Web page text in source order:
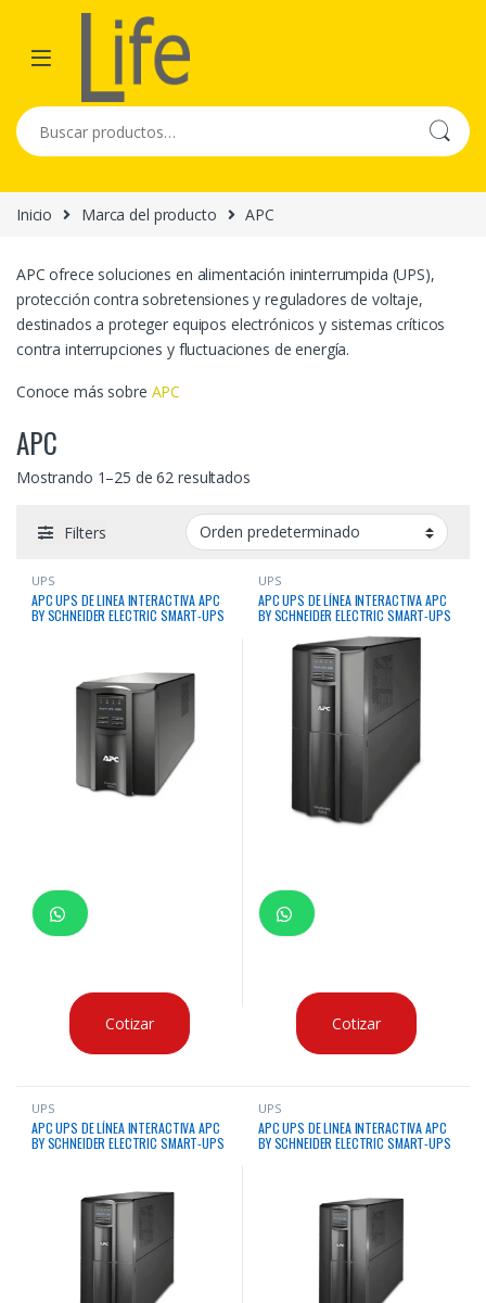
Skip to navigation
Skip to content
Buscar por:
Inicio Marca del producto APC
APC ofrece soluciones en alimentación ininterrumpida (UPS),
protección contra sobretensiones y reguladores de voltaje,
destinados a proteger equipos electrónicos y sistemas críticos
contra interrupciones y fluctuaciones de energía.
Conoce más sobre APC
APC
Mostrando 1–25 de 62 resultados
Filters
UPS
APC UPS DE LINEA INTERACTIVA APC
BY SCHNEIDER ELECTRIC SMART-UPS
Cotizar
UPS
APC UPS DE LÍNEA INTERACTIVA APC
BY SCHNEIDER ELECTRIC SMART-UPS
Cotizar
UPS
APC UPS DE LÍNEA INTERACTIVA APC
BY SCHNEIDER ELECTRIC SMART-UPS
UPS
APC UPS DE LINEA INTERACTIVA APC
BY SCHNEIDER ELECTRIC SMART-UPS